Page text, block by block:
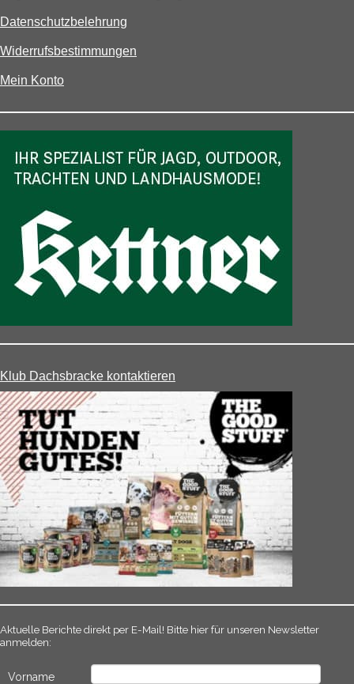
Datenschutzbelehrung
Widerrufsbestimmungen
Mein Konto
Klub Dachsbracke kontaktieren
Aktuelle Berichte direkt per E-Mail! Bitte hier für unseren Newsletter
anmelden:
Vorname